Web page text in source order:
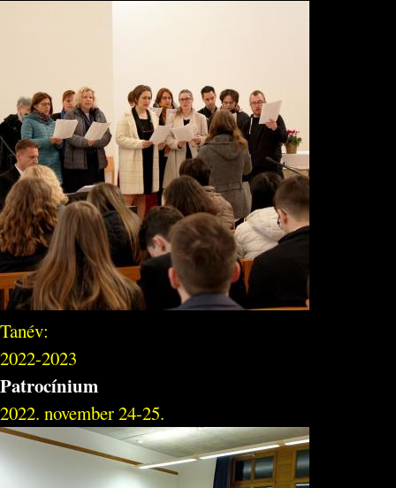
Tanév:
2022-2023
Patrocínium
2022. november 24-25.